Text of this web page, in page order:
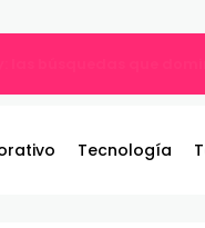
Tecnología